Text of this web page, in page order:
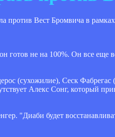
против Вест Бромвича в
не на 100%. Он все еще
(сухожилие), Сеск
Алекс Сонг, который
"Диаби будет